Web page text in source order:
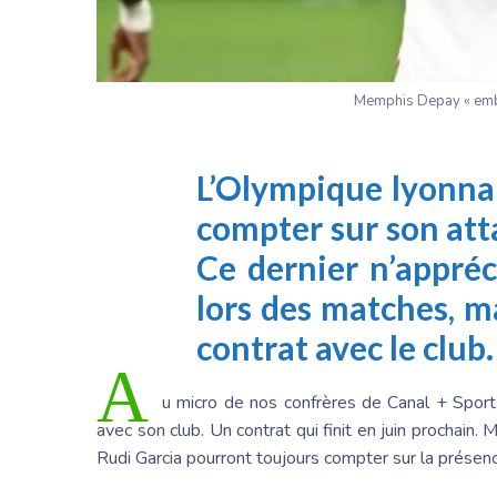
Memphis Depay «
L’Olympique
compter sur son
Ce dernier
lors des matches,
contrat avec le club.
A u micro de nos confrères de Canal +
avec son club. Un contrat qui finit en juin prochain.
Rudi Garcia pourront toujours compter sur la